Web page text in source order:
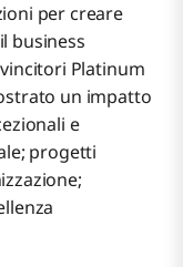
per creare
business
Platinum
un impatto
e
progetti